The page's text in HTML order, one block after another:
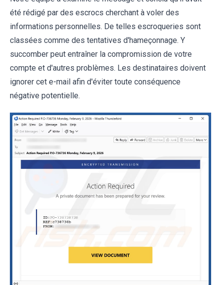
été rédigé par des escrocs cherchant à voler des
informations personnelles. De telles escroqueries sont
classées comme des tentatives d'hameçonnage. Y
succomber peut entraîner la compromission de votre
compte et d'autres problèmes. Les destinataires doivent
ignorer cet e-mail afin d'éviter toute conséquence
négative potentielle.